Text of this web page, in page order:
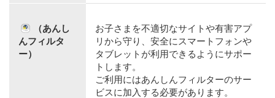
（あんし
んフィルタ
ー）
お子さまを不適切なサイトや有害アプ
リから守り、安全にスマートフォンや
タブレットが利用できるようにサポー
トします。
ご利用にはあんしんフィルターのサー
ビスに加入する必要があります。